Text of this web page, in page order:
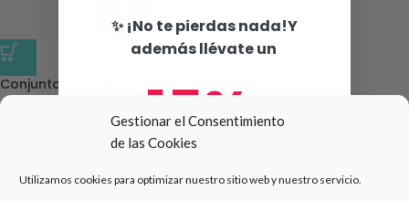
Gestionar el Consentimiento
de las Cookies
Utilizamos cookies para optimizar nuestro sitio web y nuestro servicio.
-42%
Conjunto sudadera con
capucha Zippy Ref.
ZKBAP0601_25002
✨ ¡No te pierdas nada!Y
además llévate un
15%
compra 🛍️